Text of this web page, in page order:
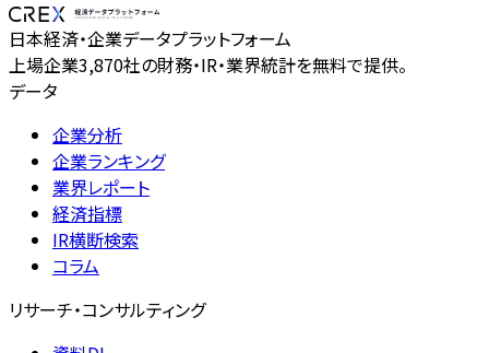
日本経済・企業データプラットフォーム
上場企業3,870社の財務・IR・業界統計を無料で提供。
データ
企業分析
企業ランキング
業界レポート
経済指標
IR横断検索
コラム
リサーチ・コンサルティング